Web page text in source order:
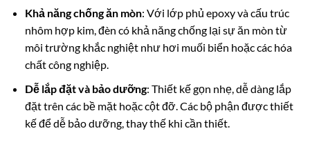
Khả năng chống ăn mòn: Với lớp phủ epoxy và cấu trúc
nhôm hợp kim, đèn có khả năng chống lại sự ăn mòn từ
môi trường khắc nghiệt như hơi muối biển hoặc các hóa
chất công nghiệp.
Dễ lắp đặt và bảo dưỡng: Thiết kế gọn nhẹ, dễ dàng lắp
đặt trên các bề mặt hoặc cột đỡ. Các bộ phận được thiết
kế để dễ bảo dưỡng, thay thế khi cần thiết.